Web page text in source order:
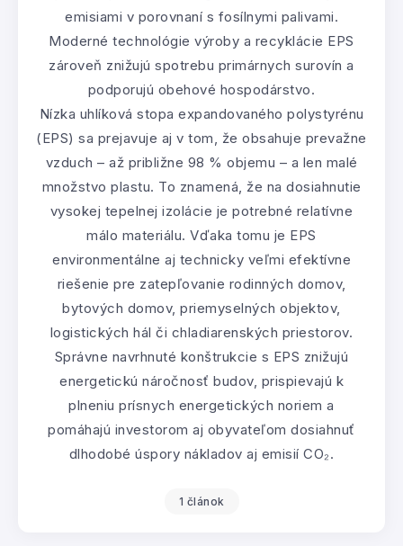
emisiami v porovnaní s fosílnymi palivami.
Moderné technológie výroby a recyklácie EPS
zároveň znižujú spotrebu primárnych surovín a
podporujú obehové hospodárstvo.
Nízka uhlíková stopa expandovaného polystyrénu
(EPS) sa prejavuje aj v tom, že obsahuje prevažne
vzduch – až približne 98 % objemu – a len malé
množstvo plastu. To znamená, že na dosiahnutie
vysokej tepelnej izolácie je potrebné relatívne
málo materiálu. Vďaka tomu je EPS
environmentálne aj technicky veľmi efektívne
riešenie pre zatepľovanie rodinných domov,
bytových domov, priemyselných objektov,
logistických hál či chladiarenských priestorov.
Správne navrhnuté konštrukcie s EPS znižujú
energetickú náročnosť budov, prispievajú k
plneniu prísnych energetických noriem a
pomáhajú investorom aj obyvateľom dosiahnuť
dlhodobé úspory nákladov aj emisií CO₂.
1 článok